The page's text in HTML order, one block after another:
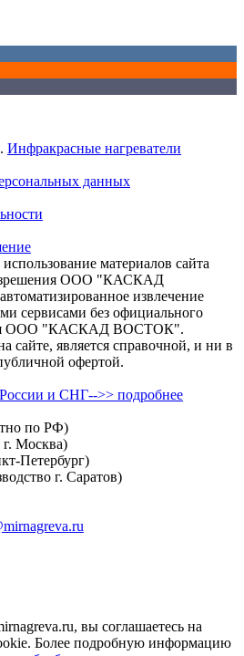
Инфракрасные нагреватели
данных
материалов сайта
ООО "КАСКАД
извлечение
сервисами без официального
ООО "КАСКАД ВОСТОК".
сайте, является справочной, и ни в
офертой.
и СНГ-->> подробнее
по РФ)
г. Москва)
Петербург)
г. Саратов)
вы соглашаетесь на
Более подробную информацию